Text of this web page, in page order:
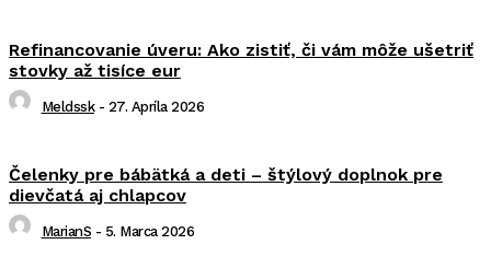
Refinancovanie úveru: Ako zistiť, či vám môže ušetriť
stovky až tisíce eur
Meldssk - 27. Apríla 2026
Čelenky pre bábätká a deti – štýlový doplnok pre
dievčatá aj chlapcov
MarianS - 5. Marca 2026